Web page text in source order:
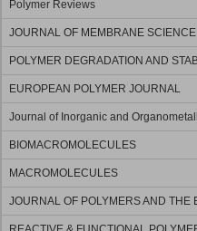
Polymer Reviews
JOURNAL OF MEMBRANE SCIENCE
POLYMER DEGRADATION AND
EUROPEAN POLYMER JOURNAL
Journal of Inorganic and
BIOMACROMOLECULES
MACROMOLECULES
JOURNAL OF POLYMERS AND THE